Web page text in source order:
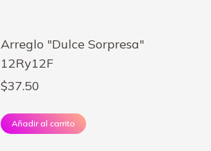
Arreglo "Dulce Sorpresa"
12Ry12F
$37.50
Añadir al carrito